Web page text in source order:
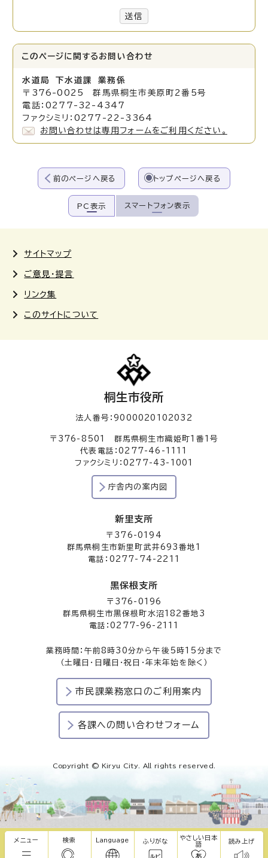
送信
このページに関する お問い合わせ
水道局 下水道課 業務係
〒376-0025 群馬県桐生市美原町2番5号
電話：0277-32-4347
ファクシミリ：0277-22-3364
お問い合わせは専用フォームをご利用ください。
前のページへ戻る トップページへ戻る
PC表示 スマートフォン表示
メニュー 検索 Language ふりがな
やさしい日本
語
読み上げ
サイトマップ
ご意見・提言
リンク集
このサイトについて
桐生市役所
法人番号：9000020102032
〒376-8501 群馬県桐生市織姫町1番1号
代表電話：0277-46-1111
ファクシミリ：0277-43-1001
庁舎内の案内図
新里支所
〒376-0194
群馬県桐生市新里町武井693番地1
電話：0277-74-2211
黒保根支所
〒376-0196
群馬県桐生市黒保根町水沼182番地3
電話：0277-96-2111
業務時間：午前8時30分から午後5時15分まで
（土曜日・日曜日・祝日・年末年始を除く）
市民課業務窓口のご利用案内
各課への問い合わせフォーム
Copyright © Kiryu City. All rights reserved.